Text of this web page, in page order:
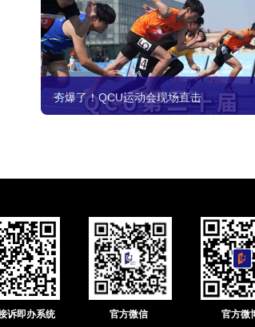
夯爆了！QCU运动会现场直击
诉即办系统 官方微信 官方微